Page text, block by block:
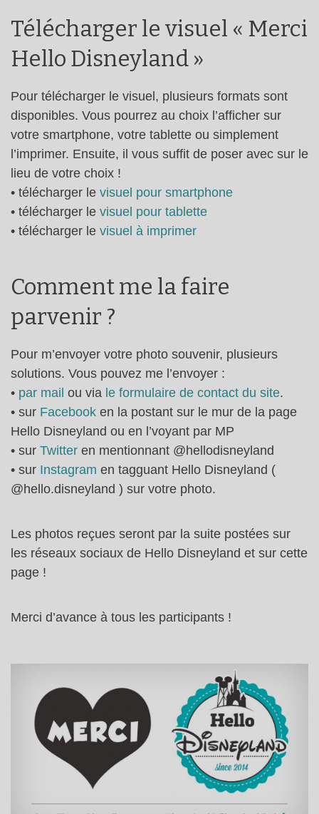
Télécharger le visuel « Merci
Hello Disneyland »
Pour télécharger le visuel, plusieurs formats sont
disponibles. Vous pourrez au choix l’afficher sur
votre smartphone, votre tablette ou simplement
l’imprimer. Ensuite, il vous suffit de poser avec sur le
lieu de votre choix !
• télécharger le visuel pour smartphone
• télécharger le visuel pour tablette
• télécharger le visuel à imprimer
Comment me la faire
parvenir ?
Pour m’envoyer votre photo souvenir, plusieurs
solutions. Vous pouvez me l’envoyer :
• par mail ou via le formulaire de contact du site.
• sur Facebook en la postant sur le mur de la page
Hello Disneyland ou en l’voyant par MP
• sur Twitter en mentionnant @hellodisneyland
• sur Instagram en tagguant Hello Disneyland (
@hello.disneyland ) sur votre photo.
Les photos reçues seront par la suite postées sur
les réseaux sociaux de Hello Disneyland et sur cette
page !
Merci d’avance à tous les participants !